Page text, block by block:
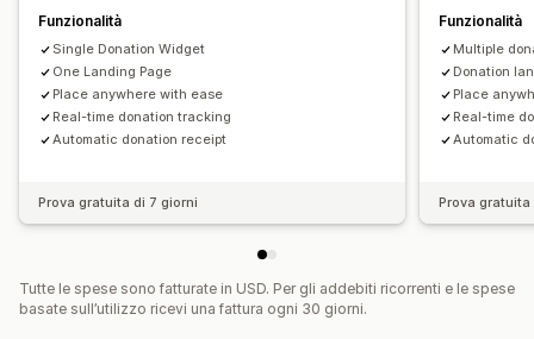
Personalizzazione
Landing page Cassa attiva
Widget per le donazioni
Campagne
Notifiche via email Codice personalizzato
Funzionalità
Single Donation Widget
One Landing Page
Place anywhere with ease
Real-time donation tracking
Automatic donation receipt
Prova gratuita di 7 giorni
Funzionalità
Multiple
Donation
Place
Real-time
Automatic
Prova
Tutte le spese sono fatturate in USD. Per gli addebiti ricorrenti e le spese
basate sull’utilizzo ricevi una fattura ogni 30 giorni.